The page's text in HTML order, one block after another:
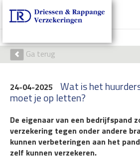
Ga terug
24-04-2025 Wat is het
moet je op letten?
De eigenaar van een bedrijfspand
verzekering tegen onder andere
kunnen verbeteringen aan het
zelf kunnen verzekeren.